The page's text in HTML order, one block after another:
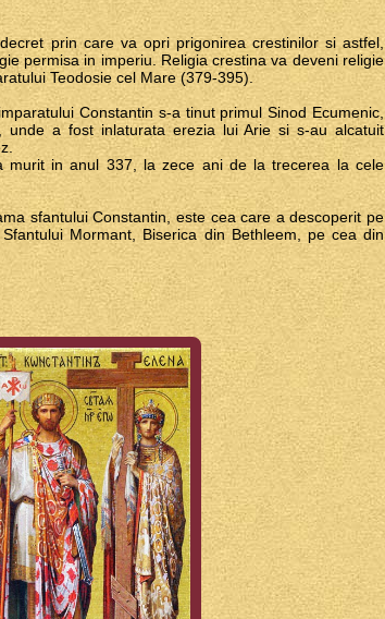
prin care va opri prigonirea crestinilor si astfel,
permisa in imperiu. Religia crestina va deveni religie
Teodosie cel Mare (379-395).
Constantin s-a tinut primul Sinod Ecumenic,
unde a fost inlaturata erezia lui Arie si s-au alcatuit
murit in anul 337, la zece ani de la trecerea la cele
sfantului Constantin, este cea care a descoperit pe
Mormant, Biserica din Bethleem, pe cea din